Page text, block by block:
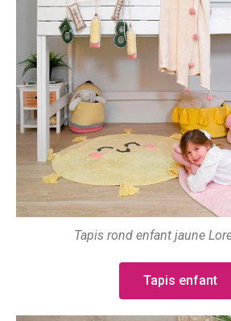
Tapis rond enfant jaune
Tapis enfant